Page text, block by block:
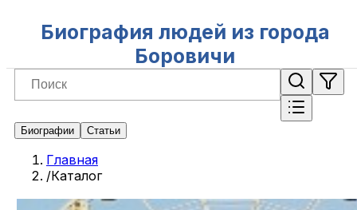
Биография людей из города
Боровичи
Биографии Статьи
Главная
/Каталог